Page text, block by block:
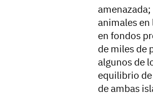
animales en
en fondos
de miles de
algunos de
equilibrio
de ambas